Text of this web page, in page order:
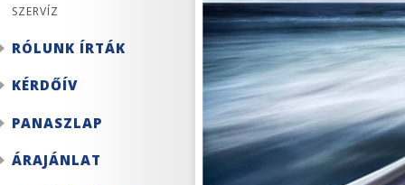
SZERVÍZ
RÓLUNK ÍRTÁK
KÉRDŐÍV
PANASZLAP
ÁRAJÁNLAT